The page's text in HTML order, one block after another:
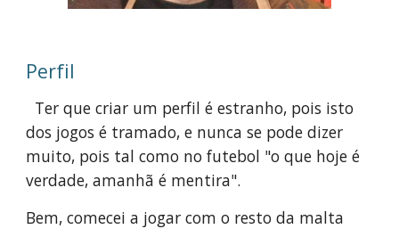
Perfil
dos jogos é tramado, e nunca se pode dizer
muito, pois tal como no futebol "o que hoje é
verdade, amanhã é mentira".
Bem, comecei a jogar com o resto da malta